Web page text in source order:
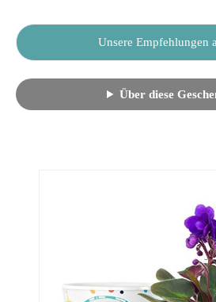
Unsere Empfehlungen
Über diese